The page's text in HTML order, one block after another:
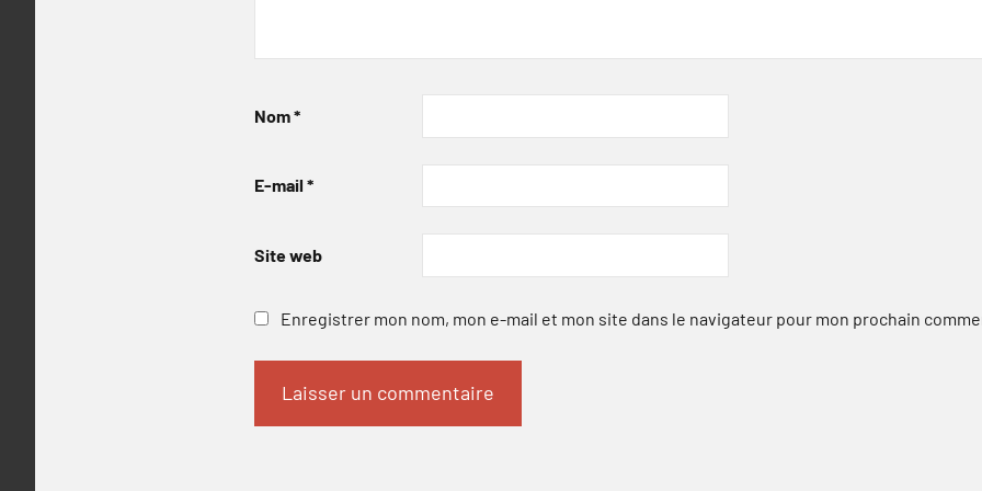
Nom*
E-mail *
Site web
Enregistrer mon nom, mon e-mail et mon site dans le navigateur pour mon prochain